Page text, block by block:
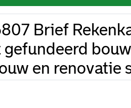
Brief
en renovatie